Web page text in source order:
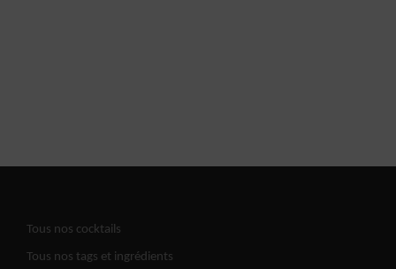
Tous nos cocktails
Tous nos tags et ingrédients